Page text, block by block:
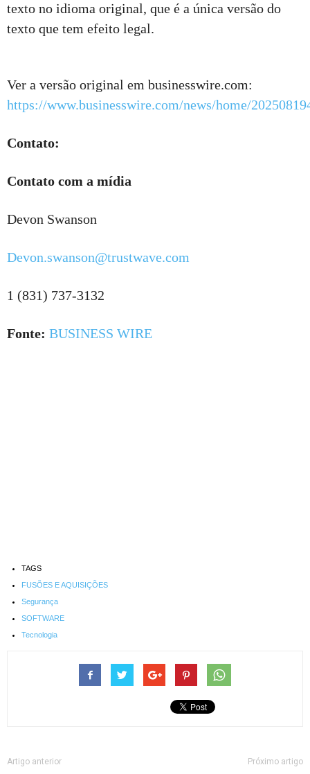
texto no idioma original, que é a única versão do
texto que tem efeito legal.
Ver a versão original em businesswire.com:
https://www.businesswire.com/news/home/
Contato:
Contato com a mídia
Devon Swanson
Devon.swanson@trustwave.com
1 (831) 737-3132
Fonte: BUSINESS WIRE
TAGS
FUSÕES E AQUISIÇÕES
Segurança
SOFTWARE
Tecnologia
Artigo anterior Próximo artigo